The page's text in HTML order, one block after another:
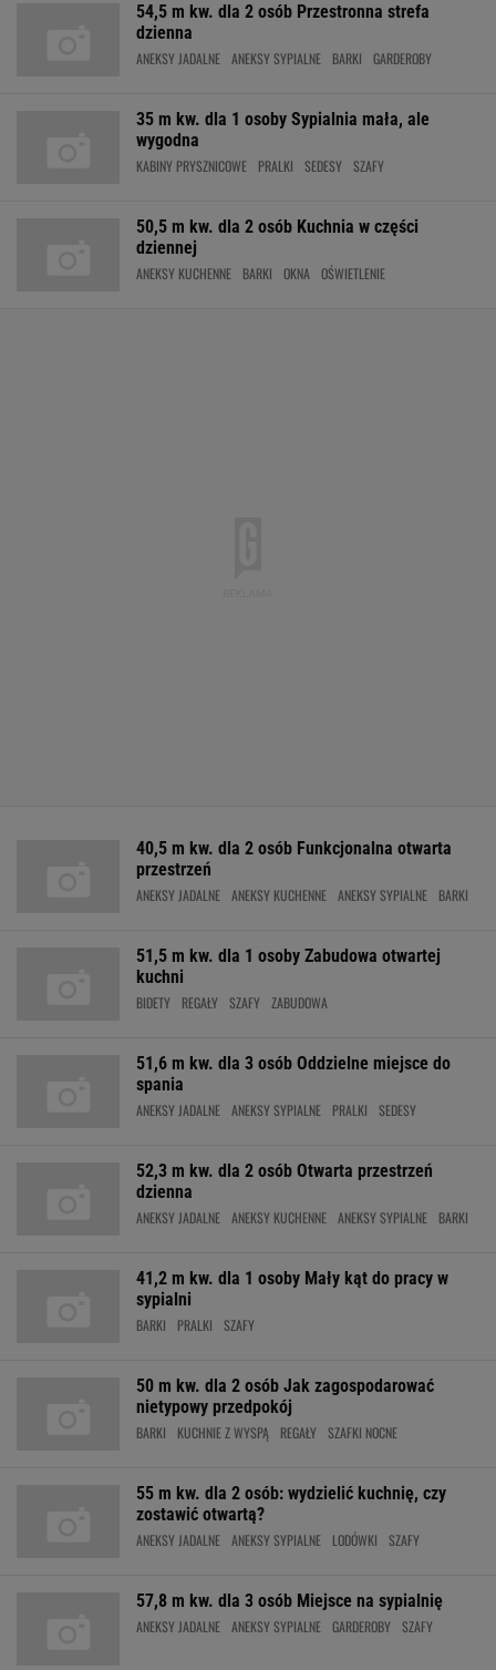
54,5 m kw. dla 2 osób Przestronna strefa
dzienna
ANEKSY JADALNE ANEKSY SYPIALNE BARKI GARDEROBY
35 m kw. dla 1 osoby Sypialnia mała, ale
wygodna
KABINY PRYSZNICOWE PRALKI SEDESY SZAFY
50,5 m kw. dla 2 osób Kuchnia w części
dziennej
ANEKSY KUCHENNE BARKI OKNA OŚWIETLENIE
40,5 m kw. dla 2 osób Funkcjonalna otwarta
przestrzeń
ANEKSY JADALNE ANEKSY KUCHENNE ANEKSY SYPIALNE BARKI
51,5 m kw. dla 1 osoby Zabudowa otwartej
kuchni
BIDETY REGAŁY SZAFY ZABUDOWA
51,6 m kw. dla 3 osób Oddzielne miejsce do
spania
ANEKSY JADALNE ANEKSY SYPIALNE PRALKI SEDESY
52,3 m kw. dla 2 osób Otwarta przestrzeń
dzienna
ANEKSY JADALNE ANEKSY KUCHENNE ANEKSY SYPIALNE BARKI
41,2 m kw. dla 1 osoby Mały kąt do pracy w
sypialni
BARKI PRALKI SZAFY
50 m kw. dla 2 osób Jak zagospodarować
nietypowy przedpokój
BARKI KUCHNIE Z WYSPĄ REGAŁY SZAFKI NOCNE
55 m kw. dla 2 osób: wydzielić kuchnię, czy
zostawić otwartą?
ANEKSY JADALNE ANEKSY SYPIALNE LODÓWKI SZAFY
57,8 m kw. dla 3 osób Miejsce na sypialnię
ANEKSY JADALNE ANEKSY SYPIALNE GARDEROBY SZAFY